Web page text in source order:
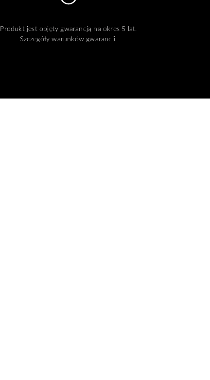
Produkt jest objęty gwarancją na okres 5 lat.
Szczegóływarunków gwarancji.